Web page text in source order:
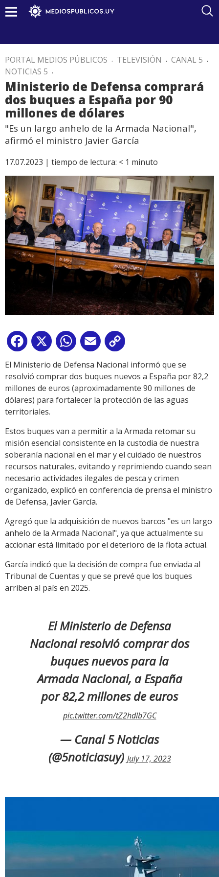
PORTAL MEDIOS PÚBLICOS . TELEVISIÓN . CANAL 5 .
NOTICIAS 5 .
Ministerio de Defensa comprará
dos buques a España por 90
millones de dólares
"Es un largo anhelo de la Armada Nacional",
afirmó el ministro Javier García
17.07.2023 | tiempo de lectura: < 1 minuto
Facebook
X WhatsApp
Email
Link
El Ministerio de Defensa Nacional informó que se
resolvió comprar dos buques nuevos a España por 82,2
millones de euros (aproximadamente 90 millones de
dólares) para fortalecer la protección de las aguas
territoriales.
Estos buques van a permitir a la Armada retomar su
misión esencial consistente en la custodia de nuestra
soberanía nacional en el mar y el cuidado de nuestros
recursos naturales, evitando y reprimiendo cuando sean
necesario actividades ilegales de pesca y crimen
organizado, explicó en conferencia de prensa el ministro
de Defensa, Javier García.
Agregó que la adquisición de nuevos barcos "es un largo
anhelo de la Armada Nacional", ya que actualmente su
accionar está limitado por el deterioro de la flota actual.
García indicó que la decisión de compra fue enviada al
Tribunal de Cuentas y que se prevé que los buques
arriben al país en 2025.
El Ministerio de Defensa
Nacional resolvió comprar dos
buques nuevos para la
Armada Nacional, a España
por 82,2 millones de euros
pic.twitter.com/tZ2hdlb7GC
— Canal 5 Noticias
(@5noticiasuy) July 17, 2023